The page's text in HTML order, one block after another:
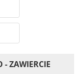
- ZAWIERCIE